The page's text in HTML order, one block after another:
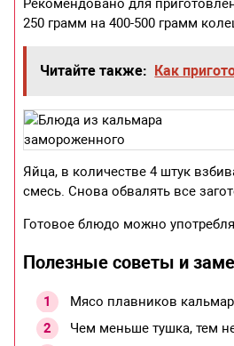
Рекомендовано для
250 грамм на 400-500 грамм
Читайте также: Как
Яйца, в количестве 4 штук
смесь. Снова обвалять все
Готовое блюдо можно
Полезные советы и
Мясо плавников
Чем меньше тушка, тем